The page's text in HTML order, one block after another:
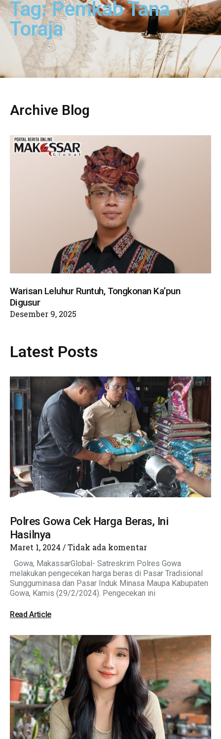
Tag: Pemkab Tana
Toraja
Archive Blog
Warisan Leluhur Runtuh, Tongkonan Ka’pun
Digusur
Desember 9, 2025
Latest Posts
Polres Gowa Cek Harga Beras, Ini
Hasilnya
Maret 1, 2024 Tidak ada komentar
Gowa, MakassarGlobal- Satreskrim Polres Gowa
melakukan pengecekan harga beras di Pasar Tradisional
Sungguminasa dan Pasar Induk Minasa Maupa Kabupaten
Gowa, Kamis (29/2/2024). Pengecekan ini
Read Article